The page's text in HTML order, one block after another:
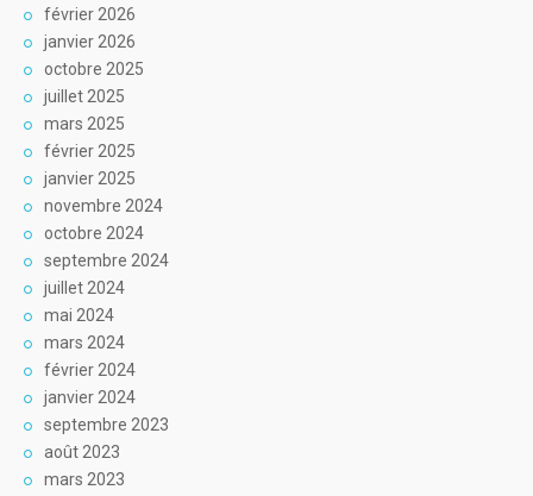
février 2026
janvier 2026
octobre 2025
juillet 2025
mars 2025
février 2025
janvier 2025
novembre 2024
octobre 2024
septembre 2024
juillet 2024
mai 2024
mars 2024
février 2024
janvier 2024
septembre 2023
août 2023
mars 2023